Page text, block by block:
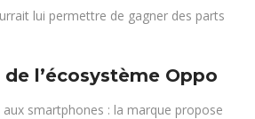
lui permettre de gagner des parts
de l’écosystème Oppo
smartphones : la marque propose